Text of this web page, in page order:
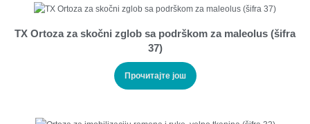
TX Ortoza za skočni zglob sa podrškom za maleolus (šifra
37)
Прочитајте још